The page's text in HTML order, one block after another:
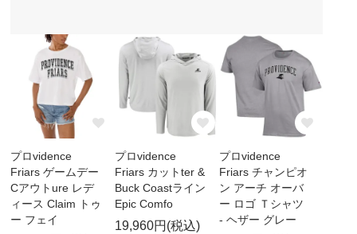
プロvidence
Friars ゲームデー
Cアウトure レデ
ィース Claim トゥ
ー フェイ
プロvidence
Friars カットter &
Buck Coastライン
Epic Comfo
19,960円(税込)
プロvidence
Friars チャンピオ
ン アーチ オーバ
ー ロゴ Ｔシャツ
- ヘザー グレー